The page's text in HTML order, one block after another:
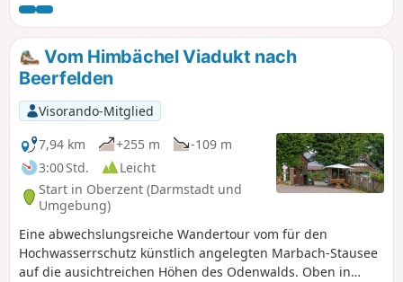
von Darmstadt-Eberstadt entlang der Höhen
des Odenwaldes nach Heidelberg. Auf den rund
120 km kommst Du an über 30 historischen
Sehenswürdigkeiten vorbei und kreuzt mit dem
Nibelungensteig bei Zwingenberg und dem
Neckarsteig in Heidelberg zwei weitere
bekannte Steige. Wir waren so frei, hin und
wieder vom "Standard" abzuweichen. Die
Etappen haben wir so zusammengestellt, dass
Du mit öffentlichen Verkehrsmitteln an Deinen
Startpunkt hin und von Deinem Zielpunkt auch
wieder weg kommst.
Vom Himbächel Viadukt nach
Beerfelden
Visorando-Mitglied
7,94 km
+255 m
-109 m
3:00 Std.
Leicht
Start in Oberzent (Darmstadt und
Umgebung)
Eine abwechslungsreiche Wandertour vom für den
Hochwasserrschutz künstlich angelegten Marbach-Stausee
auf die ausichtreichen Höhen des Odenwalds. Oben in